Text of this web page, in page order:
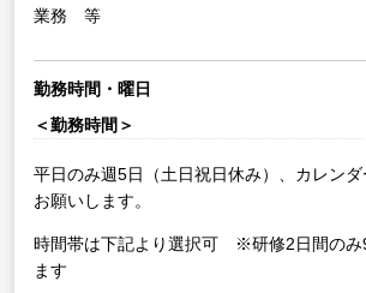
業務 等
勤務時間・曜日
＜勤務時間＞
平日のみ週5日（土日祝日休み）、カレン
お願いします。
時間帯は下記より選択可 ※研修2日間のみ
ます